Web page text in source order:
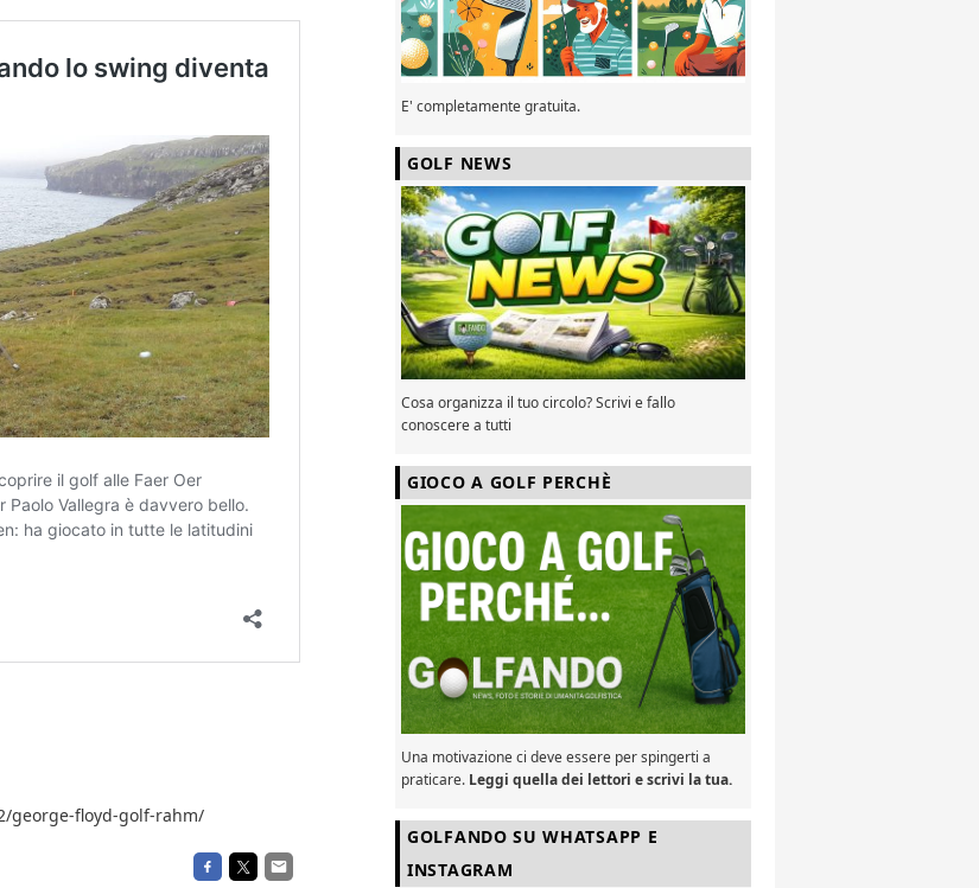
george-floyd-golf-rahm/
E' completamente gratuita.
GOLF NEWS
Cosa organizza il tuo circolo? Scrivi e fallo
conoscere a tutti
GIOCO A GOLF PERCHÈ
Una motivazione ci deve essere per spingerti a
praticare. Leggi quella dei lettori e scrivi la tua.
GOLFANDO SU WHATSAPP E
INSTAGRAM